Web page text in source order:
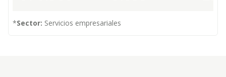
*Sector: Servicios empresariales